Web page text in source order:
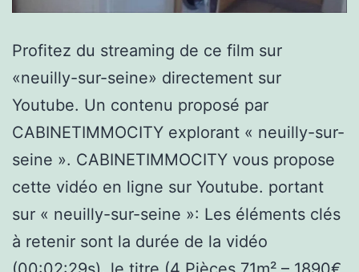
Profitez du streaming de ce film sur
«neuilly-sur-seine» directement sur
Youtube. Un contenu proposé par
CABINETIMMOCITY explorant « neuilly-sur-
seine ». CABINETIMMOCITY vous propose
cette vidéo en ligne sur Youtube. portant
sur « neuilly-sur-seine »: Les éléments clés
à retenir sont la durée de la vidéo